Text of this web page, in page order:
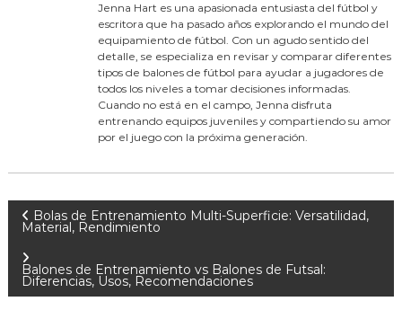
Jenna Hart es una apasionada entusiasta del fútbol y
escritora que ha pasado años explorando el mundo del
equipamiento de fútbol. Con un agudo sentido del
detalle, se especializa en revisar y comparar diferentes
tipos de balones de fútbol para ayudar a jugadores de
todos los niveles a tomar decisiones informadas.
Cuando no está en el campo, Jenna disfruta
entrenando equipos juveniles y compartiendo su amor
por el juego con la próxima generación.
P
s
Bolas de Entrenamiento Multi-Superficie: Versatilidad,
Material, Rendimiento
Balones de Entrenamiento vs Balones de Futsal:
Diferencias, Usos, Recomendaciones